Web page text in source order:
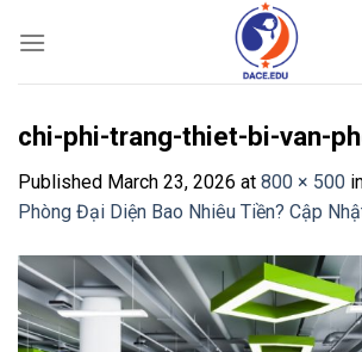
chi-phi-trang-thiet-bi-van-
Published March 23, 2026 at 800 × 500
Phòng Đại Diện Bao Nhiêu Tiền? Cập